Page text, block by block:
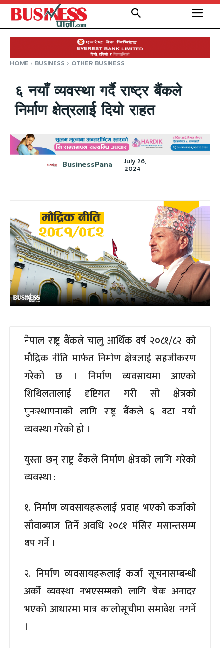
HOME BUSINESS OTHER BUSINESS
६ नयाँ व्यवस्था गर्दै राष्ट्र बैंकले
निर्माण क्षेत्रलाई दियो राहत
BusinessPana
July 26,
2024
नेपाल राष्ट्र बैंकले चालु आर्थिक वर्ष २०८१/८२ को
मौद्रिक नीति मार्फत निर्माण क्षेत्रलाई सहजीकरण
गरेको छ । निर्माण व्यवसायमा आएको
शिथिलतालाई दृष्टिगत गरी सो क्षेत्रको
पुनःस्थापनाको लागि राष्ट्र बैंकले ६ वटा नयाँ
व्यवस्था गरेको हो ।
युस्ता छन् राष्ट्र बैंकले निर्माण क्षेत्रको लागि गरेको
व्यवस्था :
१. निर्माण व्यवसायहरूलाई प्रवाह भएको कर्जाको
साँवाब्याज तिर्ने अवधि २०८१ मंसिर मसान्तसम्म
थप गर्ने ।
२. निर्माण व्यवसायहरूलाई कर्जा सूचनासम्बन्धी
अर्को व्यवस्था नभएसम्मको लागि चेक अनादर
भएको आधारमा मात्र कालोसूचीमा समावेश नगर्ने
।